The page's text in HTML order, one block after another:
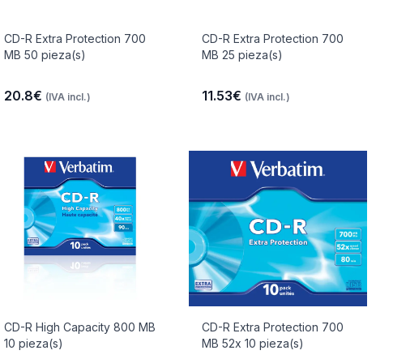
CD-R Extra Protection 700
MB 50 pieza(s)
20.8€ (IVA incl.)
CD-R Extra Protection 700
MB 25 pieza(s)
11.53€ (IVA incl.)
CD-R High Capacity 800 MB
10 pieza(s)
CD-R Extra Protection 700
MB 52x 10 pieza(s)